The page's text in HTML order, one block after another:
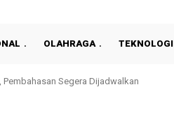
OLAHRAGA TEKNOLOGI
Pembahasan Segera Dijadwalkan